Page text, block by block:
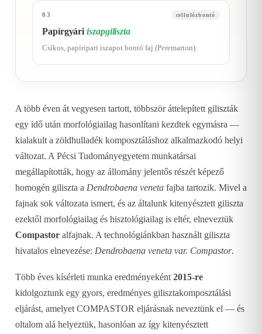
03 cellulózbontó
Papírgyáriiszapgiliszta
Csíkos, papíripari iszapot bontó faj (Peremarton).
A több éven át vegyesen tartott, többször áttelepített giliszták
egy idő után morfológiailag hasonlítani kezdtek egymásra —
kialakult a zöldhulladék komposztáláshoz alkalmazkodó helyi
változat. A Pécsi Tudományegyetem munkatársai
megállapították, hogy az állomány jelentős részét képező
homogén giliszta a Dendrobaena veneta fajba tartozik. Mivel a
fajnak sok változata ismert, és az általunk kitenyésztett giliszta
ezektől morfológiailag és hisztológiailag is eltér, elneveztük
Compastor alfajnak. A technológiánkban használt giliszta
hivatalos elnevezése: Dendrobaena veneta var. Compastor.
Több éves kísérleti munka eredményeként 2015-re
kidolgoztunk egy gyors, eredményes gilisztakomposztálási
eljárást, amelyet COMPASTOR eljárásnak neveztünk el — és
oltalom alá helyeztük, hasonlóan az így kitenyésztett